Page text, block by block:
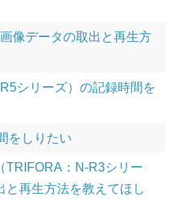
像データの取出と再生方
シリーズ）の記録時間を
をしりたい
TRIFORA：N-R3シリー
と再生方法を教えてほし